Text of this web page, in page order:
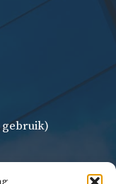
gebruik)